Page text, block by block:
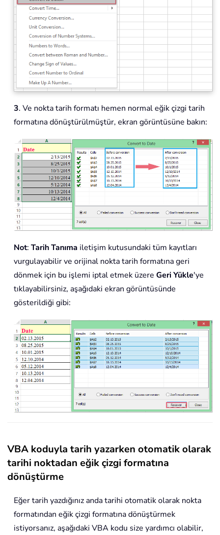
3. Ve nokta tarih formatı hemen normal eğik çizgi tarih
formatına dönüştürülmüştür, ekran görüntüsüne bakın:
Not: Tarih Tanıma iletişim kutusundaki tüm kayıtları
vurgulayabilir ve orijinal nokta tarih formatına geri
dönmek için bu işlemi iptal etmek üzere Geri Yükle'ye
tıklayabilirsiniz, aşağıdaki ekran görüntüsünde
gösterildiği gibi:
VBA koduyla tarih yazarken otomatik olarak
tarihi noktadan eğik çizgi formatına
dönüştürme
Eğer tarih yazdığınız anda tarihi otomatik olarak nokta
formatından eğik çizgi formatına dönüştürmek
istiyorsanız, aşağıdaki VBA kodu size yardımcı olabilir,